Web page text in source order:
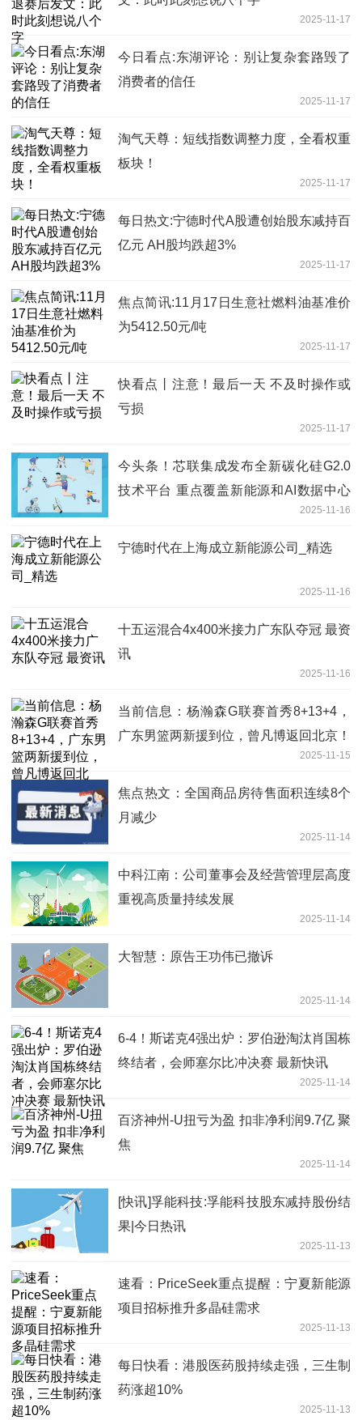
2025-11-17
今日看点:东湖评论：别让复杂套路毁了
消费者的信任
2025-11-17
淘气天尊：短线指数调整力度，全看权重
板块！
2025-11-17
每日热文:宁德时代A股遭创始股东减持百
亿元 AH股均跌超3%
2025-11-17
焦点简讯:11月17日生意社燃料油基准价
为5412.50元/吨
2025-11-17
快看点丨注意！最后一天 不及时操作或
亏损
2025-11-17
今头条！芯联集成发布全新碳化硅G2.0
技术平台 重点覆盖新能源和AI数据中心
2025-11-16
宁德时代在上海成立新能源公司_精选
2025-11-16
十五运混合4x400米接力广东队夺冠 最资
讯
2025-11-16
当前信息：杨瀚森G联赛首秀8+13+4，
广东男篮两新援到位，曾凡博返回北京！
2025-11-15
焦点热文：全国商品房待售面积连续8个
月减少
2025-11-14
中科江南：公司董事会及经营管理层高度
重视高质量持续发展
2025-11-14
大智慧：原告王功伟已撤诉
2025-11-14
6-4！斯诺克4强出炉：罗伯逊淘汰肖国栋
终结者，会师塞尔比冲决赛 最新快讯
2025-11-14
百济神州-U扭亏为盈 扣非净利润9.7亿 聚
焦
2025-11-14
[快讯]孚能科技:孚能科技股东减持股份结
果|今日热讯
2025-11-13
速看：PriceSeek重点提醒：宁夏新能源
项目招标推升多晶硅需求
2025-11-13
每日快看：港股医药股持续走强，三生制
药涨超10%
2025-11-13